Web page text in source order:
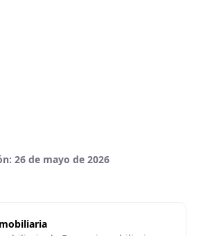
26 de mayo de 2026